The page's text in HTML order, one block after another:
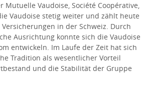
Mutuelle Vaudoise, Société Coopérative,
Vaudoise stetig weiter und zählt heute
in der Schweiz. Durch
Ausrichtung konnte sich die Vaudoise
entwickeln. Im Laufe der Zeit hat sich
Tradition als wesentlicher Vorteil
und die Stabilität der Gruppe